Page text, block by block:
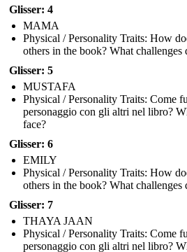
Glisser: 4
MAMA
Physical / Personality Traits: How
others in the book? What challenges
Glisser: 5
MUSTAFA
Physical / Personality Traits: Come
personaggio con gli altri nel libro?
face?
Glisser: 6
EMILY
Physical / Personality Traits: How
others in the book? What challenges
Glisser: 7
THAYA JAAN
Physical / Personality Traits: Come
personaggio con gli altri nel libro?